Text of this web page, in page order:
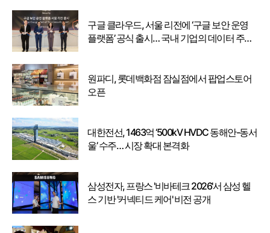
구글 클라우드, 서울 리전에 ‘구글 보안 운영
플랫폼’ 공식 출시… 국내 기업의 데이터 주권
원파디, 롯데백화점 잠실점에서 팝업스토어
오픈
대한전선, 1463억 ‘500kV HVDC 동해안-동서
울’ 수주… 시장 확대 본격화
삼성전자, 프랑스 '비바테크 2026'서 삼성 헬
스 기반 '커넥티드 케어' 비전 공개